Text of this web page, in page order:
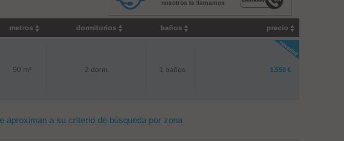
nosotros te llamamos
metros dormitorios baños precio
90 m² 2 dorm. 1 baños 1.550 €
aproximan a su criterio de búsqueda por zona